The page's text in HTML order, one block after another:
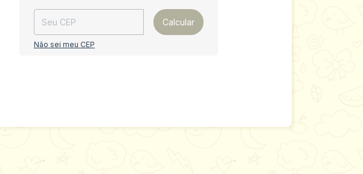
Calcular
Não sei meu CEP